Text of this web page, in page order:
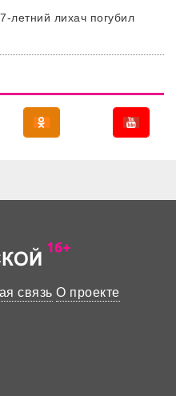
летний лихач погубил
связь О проекте